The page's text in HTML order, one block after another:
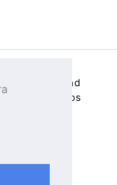
de privacidad
de afiliados
(SUP) –